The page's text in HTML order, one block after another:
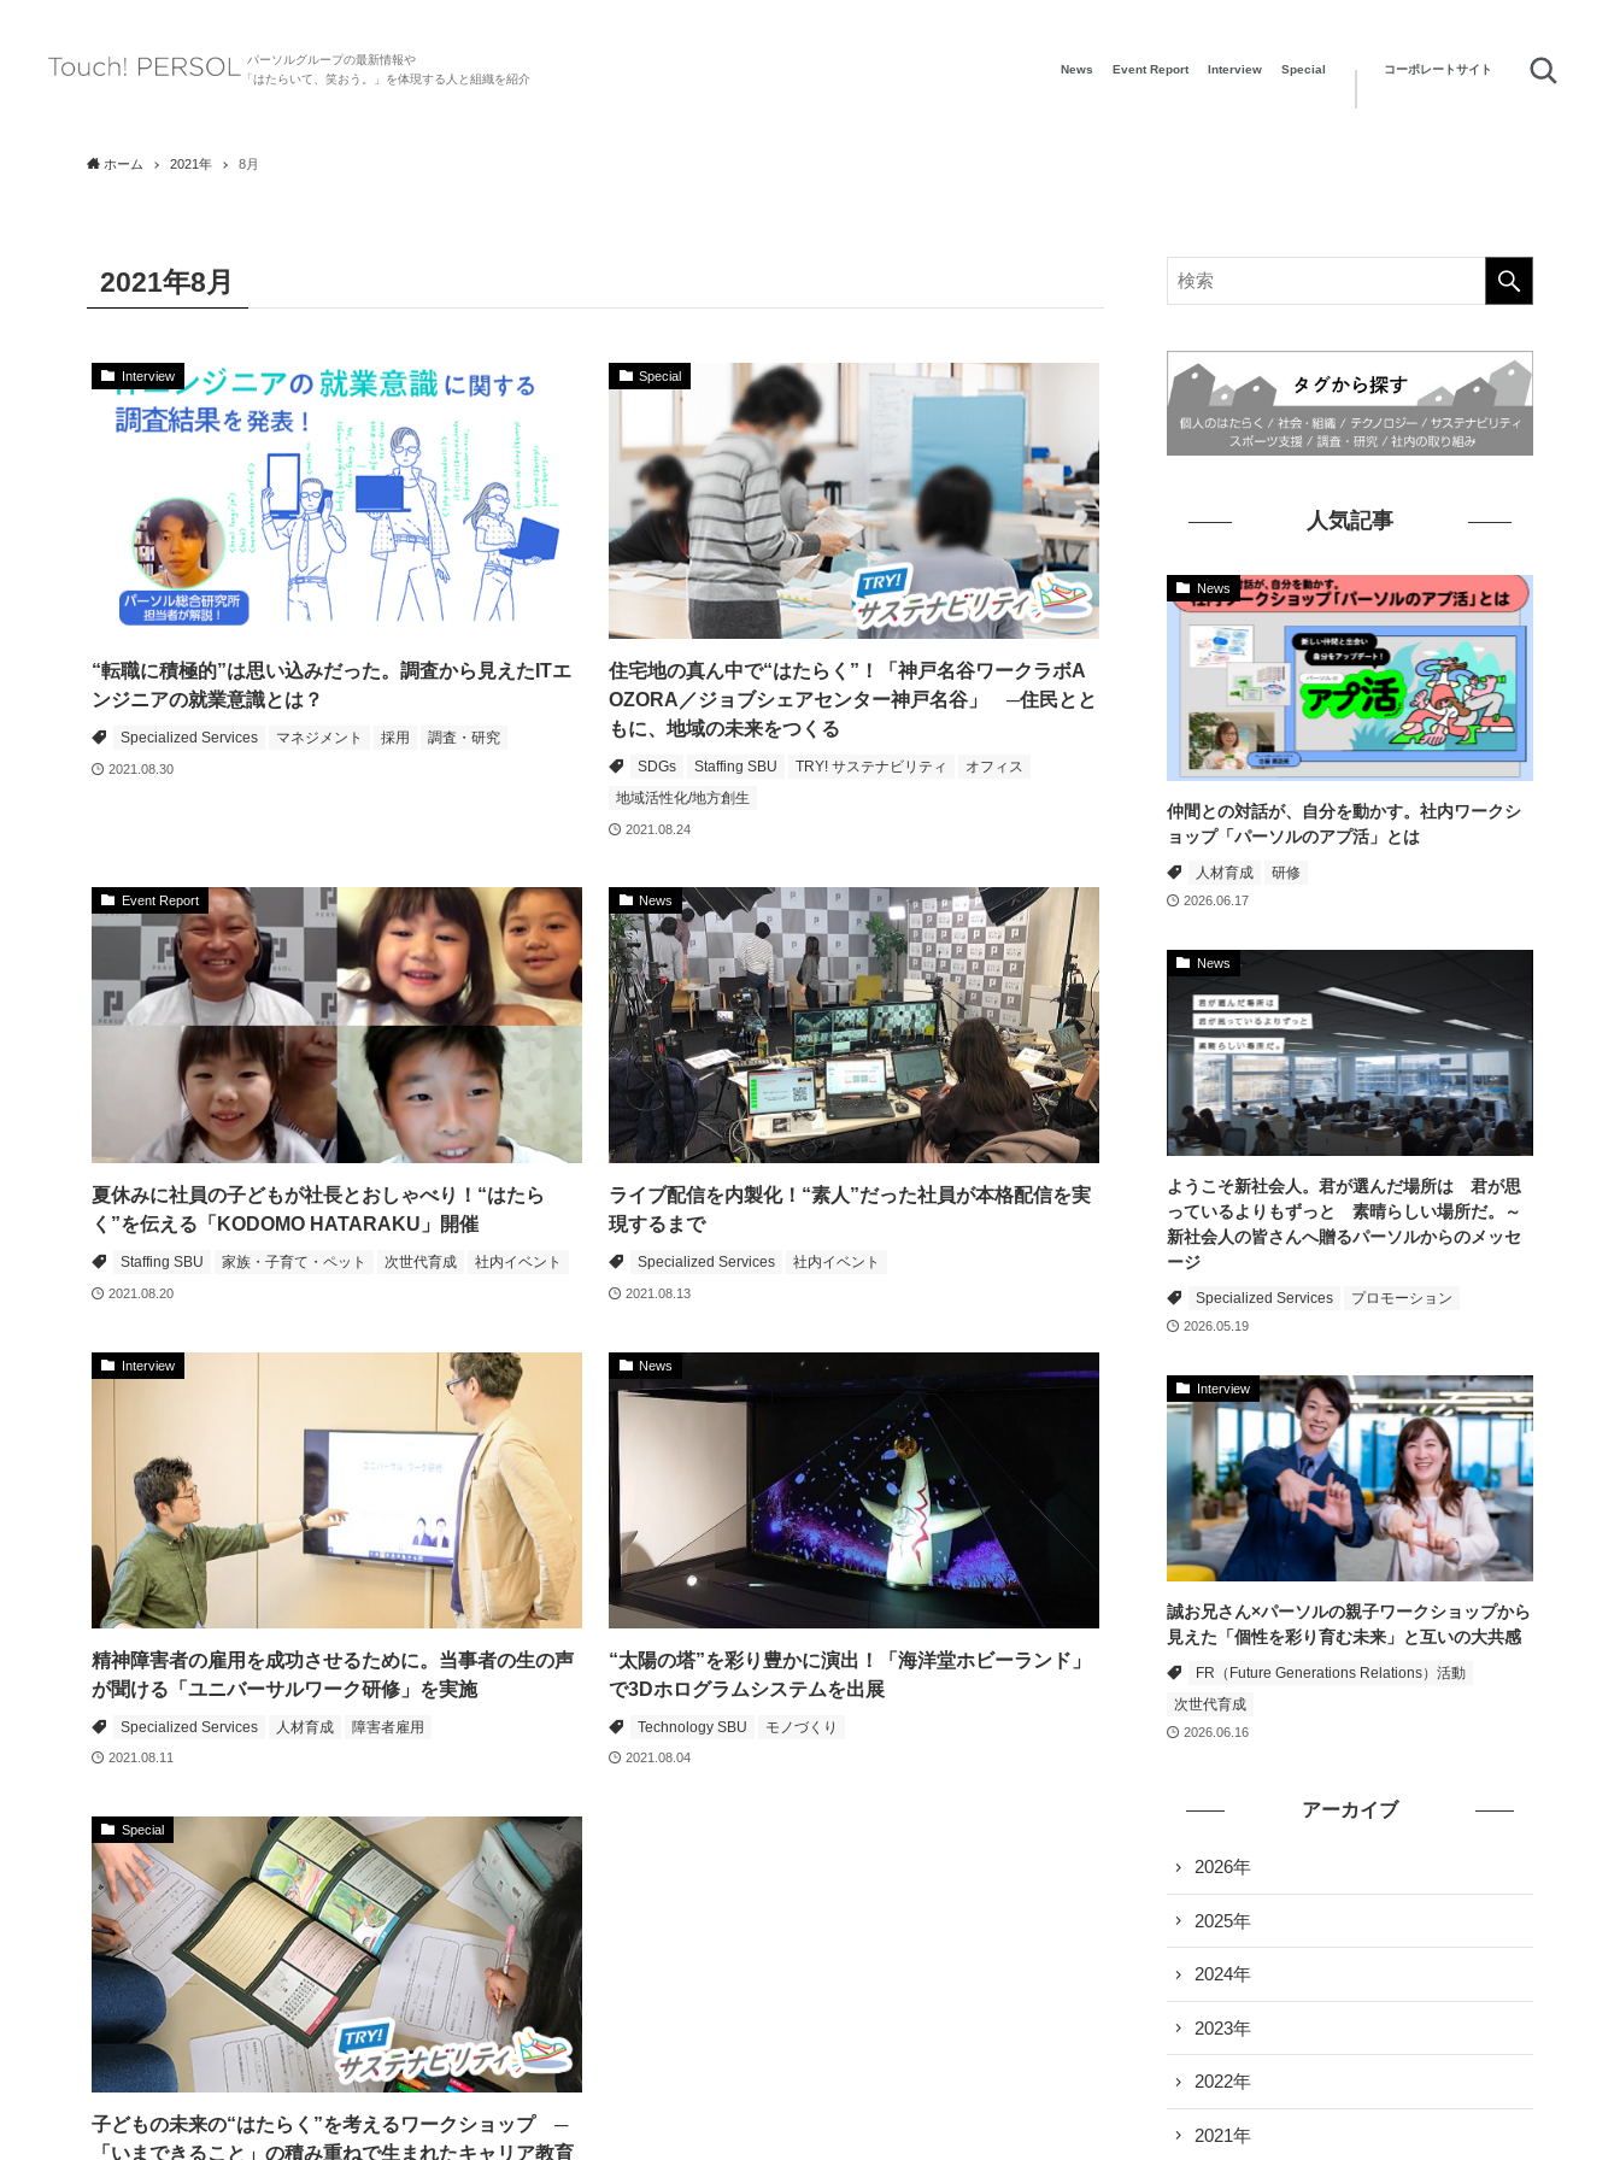
パーソルグループの最新情報や
「はたらいて、笑おう。」を体現する人と組織を紹介
News Event Report Interview Special コーポレートサイト
ホーム 2021年 8月
2021年8月
Interview
“転職に積極的”は思い込みだった。調査から見えたITエ
ンジニアの就業意識とは？
Specialized Services マネジメント 採用 調査・研究
2021.08.30
Special
住宅地の真ん中で“はたらく”！「神戸名谷ワークラボA
OZORA／ジョブシェアセンター神戸名谷」 ─住民とと
もに、地域の未来をつくる
SDGs Staffing SBU TRY! サステナビリティ
オフィス
地域活性化/地方創生
2021.08.24
Event Report
夏休みに社員の子どもが社長とおしゃべり！“はたら
く”を伝える「KODOMO HATARAKU」開催
Staffing SBU 家族・子育て・ペット 次世代育成 社内イベント
2021.08.20
News
ライブ配信を内製化！“素人”だった社員が本格配信を実
現するまで
Specialized Services 社内イベント
2021.08.13
Interview
精神障害者の雇用を成功させるために。当事者の生の声
が聞ける「ユニバーサルワーク研修」を実施
Specialized Services 人材育成 障害者雇用
2021.08.11
News
“太陽の塔”を彩り豊かに演出！「海洋堂ホビーランド」
で3Dホログラムシステムを出展
Technology SBU モノづくり
2021.08.04
Special
子どもの未来の“はたらく”を考えるワークショップ ─
「いまできること」の積み重ねで生まれたキャリア教育
人気記事
News
仲間との対話が、自分を動かす。社内ワークシ
ョップ「パーソルのアプ活」とは
人材育成 研修
2026.06.17
News
ようこそ新社会人。君が選んだ場所は 君が思
っているよりもずっと 素晴らしい場所だ。～
新社会人の皆さんへ贈るパーソルからのメッセ
ージ
Specialized Services プロモーション
2026.05.19
Interview
誠お兄さん×パーソルの親子ワークショップから
見えた「個性を彩り育む未来」と互いの大共感
FR（Future Generations Relations）活動
次世代育成
2026.06.16
アーカイブ
2026年
2025年
2024年
2023年
2022年
2021年